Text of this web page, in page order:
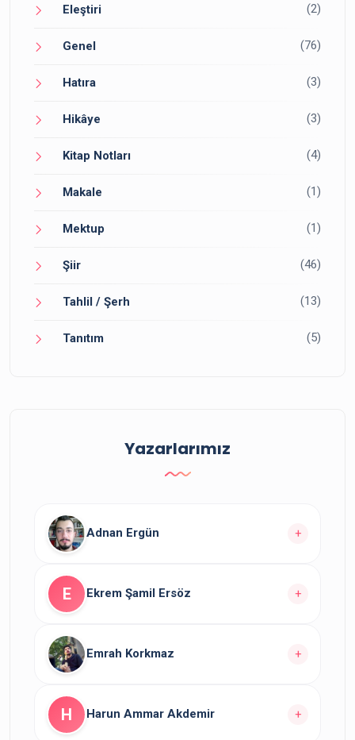
Eleştiri (2)
Genel (76)
Hatıra (3)
Hikâye (3)
Kitap Notları (4)
Makale (1)
Mektup (1)
Şiir (46)
Tahlil / Şerh (13)
Tanıtım (5)
Yazarlarımız
Adnan Ergün +
E Ekrem Şamil Ersöz +
Emrah Korkmaz +
H Harun Ammar Akdemir +